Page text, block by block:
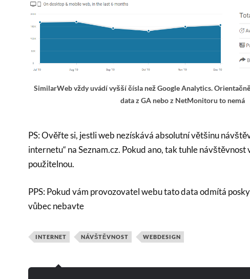
SimilarWeb vždy uvádí vyšší čísla než Google Analytics.
data z GA nebo z NetMonitoru to nemá
PS: Ověřte si, jestli web nezískává absolutní většinu
internetu“ na Seznam.cz. Pokud ano, tak tuhle
použitelnou.
PPS: Pokud vám provozovatel webu tato data odmítá
vůbec nebavte
INTERNET NÁVŠTĚVNOST WEBDESIGN